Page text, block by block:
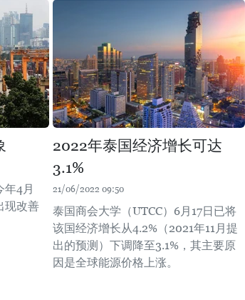
年4月
现改善
2022年泰国经济增长可达
3.1%
21/06/2022 09:50
泰国商会大学（UTCC）6月17日已将
该国经济增长从4.2%（2021年11月提
出的预测）下调降至3.1%，其主要原
因是全球能源价格上涨。